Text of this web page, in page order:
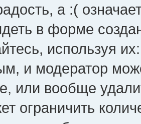
а :(
в форме
используя
и модератор
или вообще
ограничить